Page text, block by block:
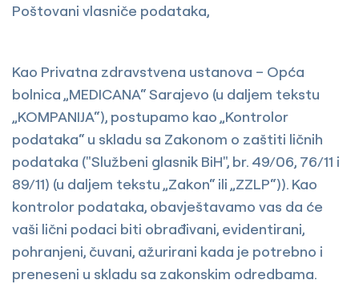
Poštovani vlasniče podataka,
Kao Privatna zdravstvena ustanova – Opća
bolnica „MEDICANA“ Sarajevo (u daljem tekstu
„KOMPANIJA“), postupamo kao „Kontrolor
podataka“ u skladu sa Zakonom o zaštiti ličnih
podataka ("Službeni glasnik BiH", br. 49/06, 76/11 i
89/11) (u daljem tekstu „Zakon“ ili „ZZLP“)). Kao
kontrolor podataka, obavještavamo vas da će
vaši lični podaci biti obrađivani, evidentirani,
pohranjeni, čuvani, ažurirani kada je potrebno i
preneseni u skladu sa zakonskim odredbama.